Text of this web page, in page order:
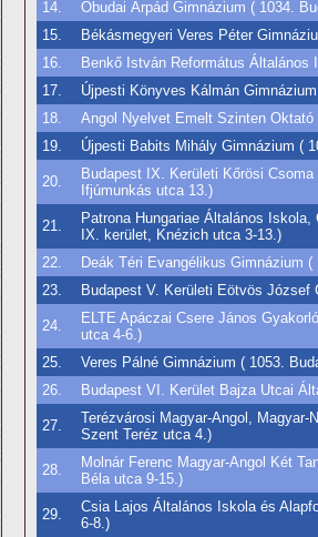
14.
Óbudai Árpád Gimnázium ( 1034.
15.
Békásmegyeri Veres Péter
16.
Benkő István Református
17.
Újpesti Könyves Kálmán
18.
Angol Nyelvet Emelt Szinten
19.
Újpesti Babits Mihály Gimnázium (
20.
Budapest IX. Kerületi Kőrösi
Ifjúmunkás utca 13.)
21.
Patrona Hungariae Általános
IX. kerület, Knézich utca 3-13.)
22.
Deák Téri Evangélikus Gimnázium
23.
Budapest V. Kerületi Eötvös József
24.
ELTE Apáczai Csere János
utca 4-6.)
25.
Veres Pálné Gimnázium ( 1053.
26.
Budapest VI. Kerület Bajza Utcai
27.
Terézvárosi Magyar-Angol,
Szent Teréz utca 4.)
28.
Molnár Ferenc Magyar-Angol Két
Béla utca 9-15.)
29.
Csia Lajos Általános Iskola és
6-8.)